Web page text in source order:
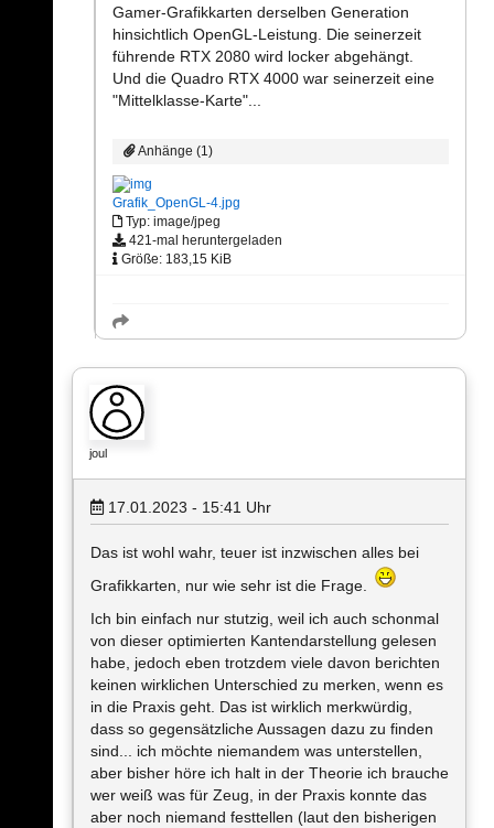
Gamer-Grafikkarten derselben Generation
hinsichtlich OpenGL-Leistung. Die seinerzeit
führende RTX 2080 wird locker abgehängt.
Und die Quadro RTX 4000 war seinerzeit eine
"Mittelklasse-Karte"...
Anhänge (1)
Grafik_OpenGL-4.jpg
Typ: image/jpeg
421-mal heruntergeladen
Größe: 183,15 KiB
joul
17.01.2023 - 15:41 Uhr
Das ist wohl wahr, teuer ist inzwischen alles bei
Grafikkarten, nur wie sehr ist die Frage.
Ich bin einfach nur stutzig, weil ich auch schonmal
von dieser optimierten Kantendarstellung gelesen
habe, jedoch eben trotzdem viele davon berichten
keinen wirklichen Unterschied zu merken, wenn es
in die Praxis geht. Das ist wirklich merkwürdig,
dass so gegensätzliche Aussagen dazu zu finden
sind... ich möchte niemandem was unterstellen,
aber bisher höre ich halt in der Theorie ich brauche
wer weiß was für Zeug, in der Praxis konnte das
aber noch niemand festtellen (laut den bisherigen